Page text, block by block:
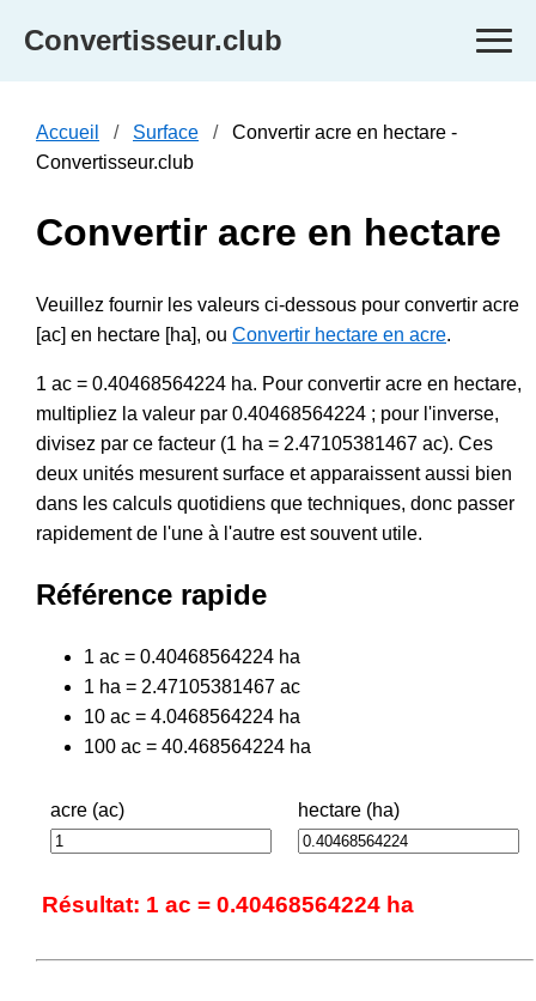
Convertisseur.club
Accueil Surface
Convertir acre en hectare -
Convertisseur.club
Convertir acre en hectare
Veuillez fournir les valeurs ci-dessous pour convertir acre
[ac] en hectare [ha], ou Convertir hectare en acre.
1 ac = 0.40468564224 ha. Pour convertir acre en hectare,
multipliez la valeur par 0.40468564224 ; pour l'inverse,
divisez par ce facteur (1 ha = 2.47105381467 ac). Ces
deux unités mesurent surface et apparaissent aussi bien
dans les calculs quotidiens que techniques, donc passer
rapidement de l'une à l'autre est souvent utile.
Référence rapide
1 ac = 0.40468564224 ha
1 ha = 2.47105381467 ac
10 ac = 4.0468564224 ha
100 ac = 40.468564224 ha
acre (ac) hectare (ha)
Résultat: 1 ac = 0.40468564224 ha